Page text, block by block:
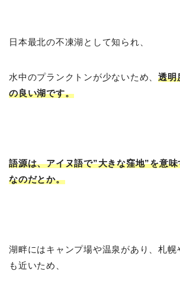
日本最北の不凍湖として知られ、
水中のプランクトンが少ないため、透明
の良い湖です。
語源は、アイヌ語で”大きな窪地”を意
なのだとか。
湖畔にはキャンプ場や温泉があり、札幌
も近いため、